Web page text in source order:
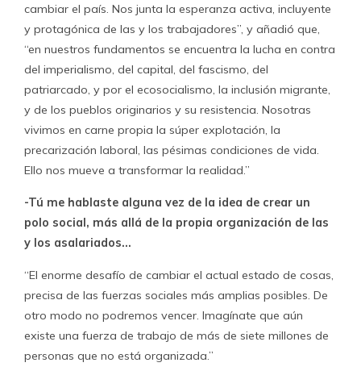
cambiar el país. Nos junta la esperanza activa, incluyente
y protagónica de las y los trabajadores”, y añadió que,
“en nuestros fundamentos se encuentra la lucha en contra
del imperialismo, del capital, del fascismo, del
patriarcado, y por el ecosocialismo, la inclusión migrante,
y de los pueblos originarios y su resistencia. Nosotras
vivimos en carne propia la súper explotación, la
precarización laboral, las pésimas condiciones de vida.
Ello nos mueve a transformar la realidad.”
-Tú me hablaste alguna vez de la idea de crear un
polo social, más allá de la propia organización de las
y los asalariados…
“El enorme desafío de cambiar el actual estado de cosas,
precisa de las fuerzas sociales más amplias posibles. De
otro modo no podremos vencer. Imagínate que aún
existe una fuerza de trabajo de más de siete millones de
personas que no está organizada.”